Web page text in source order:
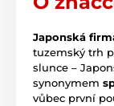
Japonská
tuzemský trh
slunce –
synonymem
vůbec první